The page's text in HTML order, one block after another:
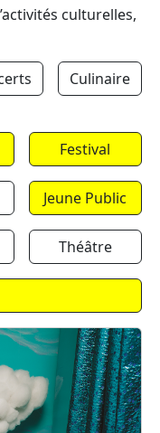
culturelles,
Culinaire
Festival
Jeune Public
Théâtre